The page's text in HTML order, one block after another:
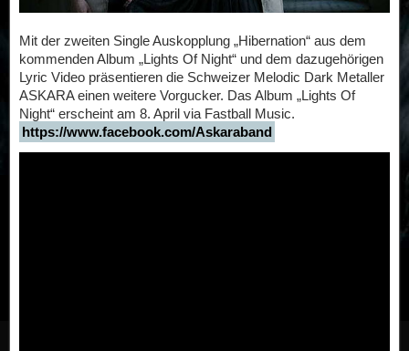
Mit der zweiten Single Auskopplung „Hibernation“ aus dem
kommenden Album „Lights Of Night“ und dem dazugehörigen
Lyric Video präsentieren die Schweizer Melodic Dark Metaller
ASKARA einen weitere Vorgucker. Das Album „Lights Of
Night“ erscheint am 8. April via Fastball Music.
https://www.facebook.com/Askaraband